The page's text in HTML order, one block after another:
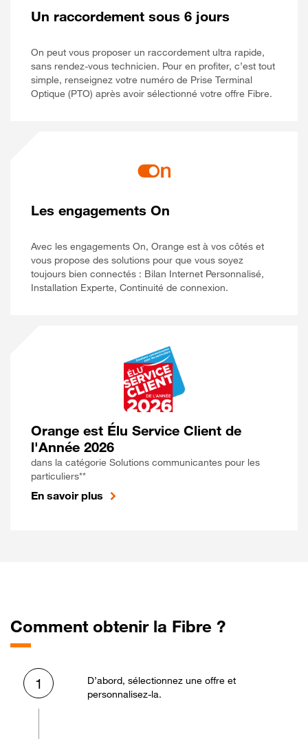
Un raccordement sous 6 jours
On peut vous proposer un raccordement ultra rapide,
sans rendez-vous technicien. Pour en profiter, c’est tout
simple, renseignez votre numéro de Prise Terminal
Optique (PTO) après avoir sélectionné votre offre Fibre.
Les engagements On
Avec les engagements On, Orange est à vos côtés et
vous propose des solutions pour que vous soyez
toujours bien connectés : Bilan Internet Personnalisé,
Installation Experte, Continuité de connexion.
Orange est Élu Service Client de
l'Année 2026
dans la catégorie Solutions communicantes pour les
particuliers**
En savoir plus
Comment obtenir la Fibre ?
1
D’abord, sélectionnez une offre et
personnalisez-la.